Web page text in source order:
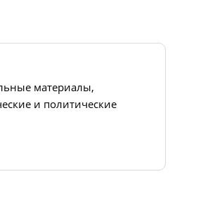
материалы,
и политические